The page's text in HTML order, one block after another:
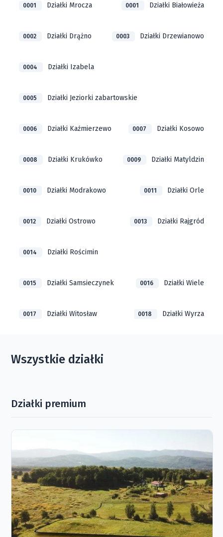
0001 Działki Mrocza 0001 Działki Białowieża
0002 Działki Drążno 0003 Działki Drzewianowo
0004 Działki Izabela
0005 Działki Jeziorki zabartowskie
0006 Działki Kaźmierzewo 0007 Działki Kosowo
0008 Działki Krukówko 0009 Działki Matyldzin
0010 Działki Modrakowo 0011 Działki Orle
0012 Działki Ostrowo 0013 Działki Rajgród
0014 Działki Rościmin
0015 Działki Samsieczynek 0016 Działki Wiele
0017 Działki Witosław 0018 Działki Wyrza
Wszystkie działki
Działki premium